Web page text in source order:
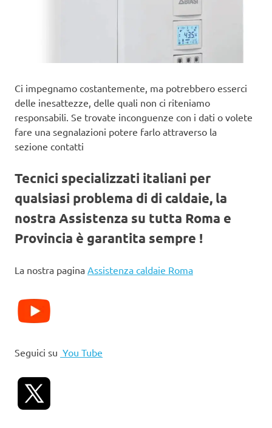
Ci impegnamo costantemente, ma potrebbero esserci
delle inesattezze, delle quali non ci riteniamo
responsabili. Se trovate inconguenze con i dati o volete
fare una segnalazioni potere farlo attraverso la
sezione contatti
Tecnici specializzati italiani per
qualsiasi problema di di caldaie, la
nostra Assistenza su tutta Roma e
Provincia è garantita sempre !
La nostra pagina Assistenza caldaie Roma
Seguici su You Tube